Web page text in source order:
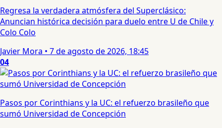
Regresa la verdadera atmósfera del Superclásico:
Anuncian histórica decisión para duelo entre U de Chile y
Colo Colo
Javier Mora • 7 de agosto de 2026, 18:45
04
Pasos por Corinthians y la UC: el refuerzo brasileño que
sumó Universidad de Concepción